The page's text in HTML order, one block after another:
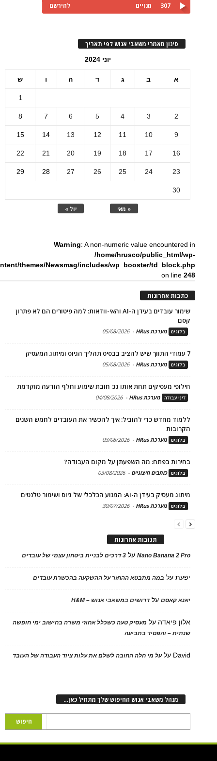
307 מנויים להירשם
סינון מאמרי משאבי אנוש לפי תאריך
יוני 2024
א ב ג ד ה ו ש
« מאי יול »
1
2
3
4
5
6
7
8
9
10
11
12
13
14
15
16
17
18
19
20
21
22
23
24
25
26
27
28
29
30
Warning: A non-numeric value encountered in
/home/hrusco/public_html/wp-
themes/Newsmag/includes/wp_booster/td_block.php
on line248
כתבות אחרונות
שימור עובדים בעידן ה-AI והאי-וודאות: למה פיטורים הם לא פתרון
קסם
בלוגים מערכת HRus -
05/08/2026
7 עמודי התווך שיש להציב בבסיס תהליך הגיוס ומיתוג המעסיק
בלוגים מערכת HRus -
05/08/2026
חילופי מעסיקים תחת אותו גג: חובת שימוע וחלף הודעה מוקדמת
דיני עבודה מערכת HRus -
04/08/2026
ללמוד מחדש כדי להוביל: איך להכשיר את העובדים לחמש השנים
הקרובות
בלוגים מערכת HRus -
03/08/2026
בחירות בפתח: מה השפעתן על מקום העבודה?
בלוגים כותבים חיצוניים -
03/08/2026
מיתוג מעסיק בעידן ה-AI: המנוע הכלכלי של גיוס ושימור טלנטים
בלוגים מערכת HRus -
30/07/2026
תגובות אחרונות
Nano Banana 2 Proעל 3 דרכים לבניית ביטחון עצמי של עובדים
יפעתעל במה מתבטא ההחזר על ההשקעה בהכשרת עובדים
יאנא קאסםעלדרושים במשאבי אנוש – H&M
אלון פיאדה על מעסיק טעה כשכלל אחוזי משרה בחישוב ימי חופשה
שנתית – והפסיד בתביעה
David עלעל מי חלה החובה לשלם את עלות ציוד העבודה של העובד
מנהל משאבי אנוש החיפוש שלך מתחיל כאן…